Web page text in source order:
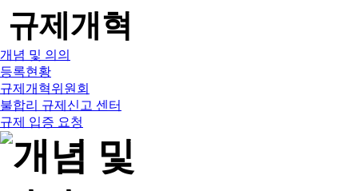
규제개혁
개념 및 의의
등록현황
규제개혁위원회
불합리 규제신고 센터
규제 입증 요청